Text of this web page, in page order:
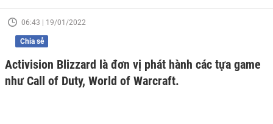
06:43 | 19/01/2022
Chia sẻ
Activision Blizzard là đơn vị phát hành các tựa game
như Call of Duty, World of Warcraft.